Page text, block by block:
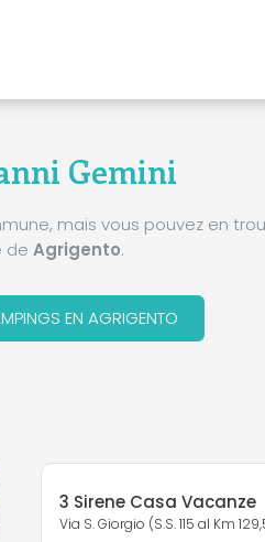
Gemini
mais vous pouvez en
de Agrigento.
EN AGRIGENTO
3 Sirene Casa Vacanze
Via S. Giorgio (S.S. 115 al Km